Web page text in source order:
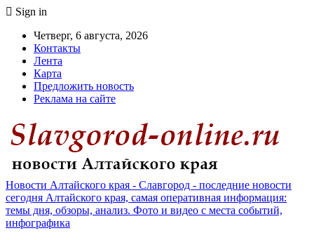
Sign in
Четверг, 6 августа, 2026
Контакты
Лента
Карта
Предложить новость
Реклама на сайте
Новости Алтайского края - Славгород - последние новости
сегодня Алтайского края, самая оперативная информация:
темы дня, обзоры, анализ. Фото и видео с места событий,
инфографика